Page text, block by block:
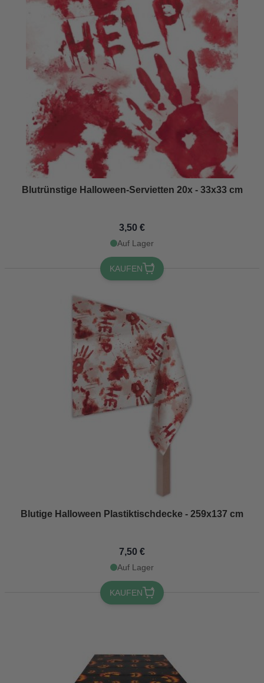
Blutrünstige Halloween-Servietten 20x - 33x33 cm
3,50 €
Auf Lager
KAUFEN
Blutige Halloween Plastiktischdecke - 259x137 cm
7,50 €
Auf Lager
KAUFEN